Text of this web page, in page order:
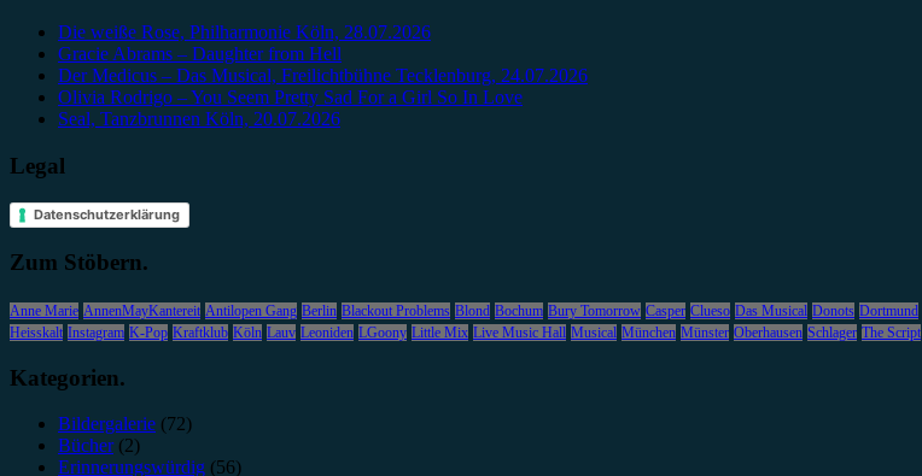
Die weiße Rose, Philharmonie Köln, 28.07.2026
Gracie Abrams – Daughter from Hell
Der Medicus – Das Musical, Freilichtbühne Tecklenburg, 24.07.2026
Olivia Rodrigo – You Seem Pretty Sad For a Girl So In Love
Seal, Tanzbrunnen Köln, 20.07.2026
Legal
Datenschutzerklärung
Zum Stöbern.
Anne Marie AnnenMayKantereit Antilopen Gang Berlin Blackout Problems Blond Bochum Bury Tomorrow Casper Clueso Das Musical Donots Dortmund
Heisskalt Instagram K-Pop Kraftklub Köln Lauv Leoniden LGoony Little Mix Live Music Hall Musical München Münster Oberhausen Schlager The Script
Kategorien.
Bildergalerie (72)
Bücher(2)
Erinnerungswürdig (56)